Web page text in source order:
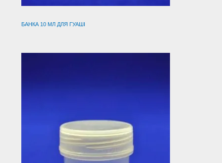
БАНКА 10 МЛ ДЛЯ ГУАШІ